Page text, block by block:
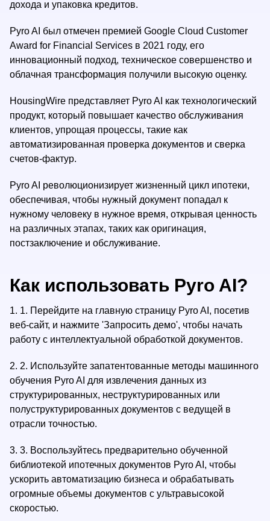
дохода и упаковка кредитов.
Pyro AI был отмечен премией Google Cloud Customer
Award for Financial Services в 2021 году, его
инновационный подход, техническое совершенство и
облачная трансформация получили высокую оценку.
HousingWire представляет Pyro AI как технологический
продукт, который повышает качество обслуживания
клиентов, упрощая процессы, такие как
автоматизированная проверка документов и сверка
счетов-фактур.
Pyro AI революционизирует жизненный цикл ипотеки,
обеспечивая, чтобы нужный документ попадал к
нужному человеку в нужное время, открывая ценность
на различных этапах, таких как оригинация,
постзаключение и обслуживание.
Как использовать Pyro AI?
1. 1. Перейдите на главную страницу Pyro AI, посетив
веб-сайт, и нажмите 'Запросить демо', чтобы начать
работу с интеллектуальной обработкой документов.
2. 2. Используйте запатентованные методы машинного
обучения Pyro AI для извлечения данных из
структурированных, неструктурированных или
полуструктурированных документов с ведущей в
отрасли точностью.
3. 3. Воспользуйтесь предварительно обученной
библиотекой ипотечных документов Pyro AI, чтобы
ускорить автоматизацию бизнеса и обрабатывать
огромные объемы документов с ультравысокой
скоростью.